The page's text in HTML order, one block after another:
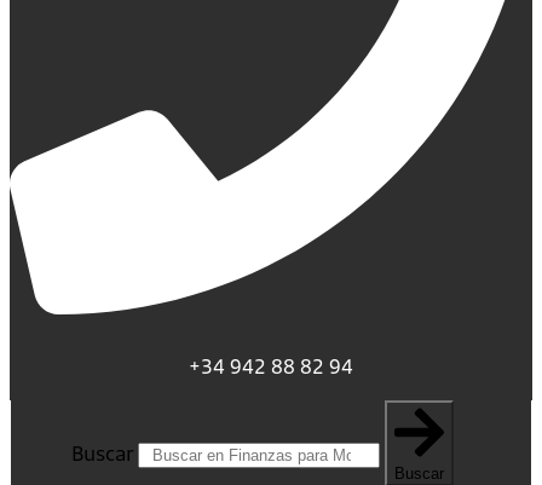
+34 942 88 82 94
Buscar
Buscar